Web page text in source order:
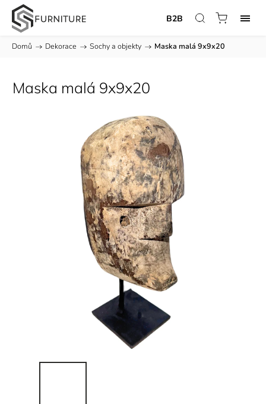
B2B
Domů / Dekorace / Sochy a objekty / Maska malá 9x9x20
Maska malá 9x9x20